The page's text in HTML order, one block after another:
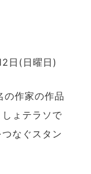
日(日曜日)
の作家の作品
ょテラソで
なぐスタン